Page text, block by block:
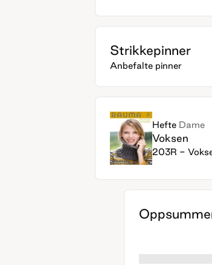
Strikkepinner
Anbefalte pinner
Hefte Dame
Voksen
203R -